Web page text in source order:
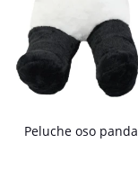
Peluche oso panda